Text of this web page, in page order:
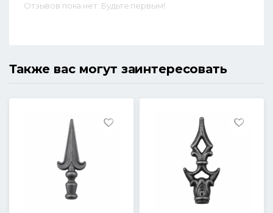
Отзывов пока нет. Будьте первым!
Также вас могут заинтересовать